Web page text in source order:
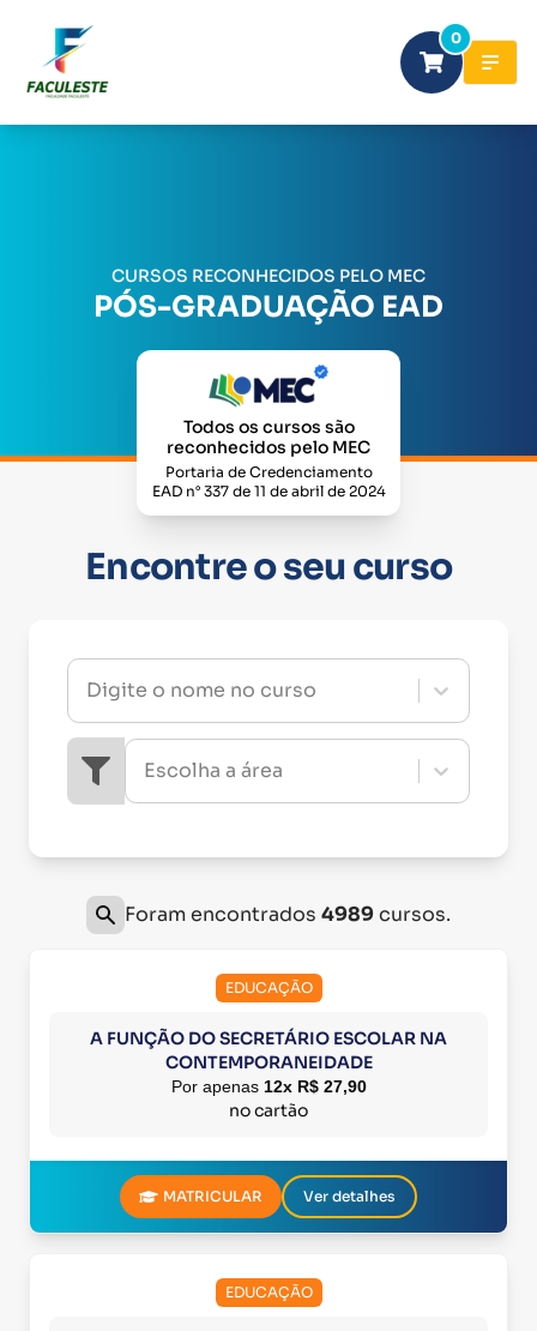
0
CURSOS RECONHECIDOS PELO MEC
PÓS-GRADUAÇÃO EAD
Todos os cursos são
reconhecidos pelo MEC
Portaria de Credenciamento
EAD n° 337 de 11 de abril de 2024
Encontre o seu curso
Digite o nome no curso
Escolha a área
Foram encontrados 4989cursos.
EDUCAÇÃO
A FUNÇÃO DO SECRETÁRIO ESCOLAR NA
CONTEMPORANEIDADE
Por apenas 12x R$ 27,90
no cartão
MATRICULAR Ver detalhes
EDUCAÇÃO